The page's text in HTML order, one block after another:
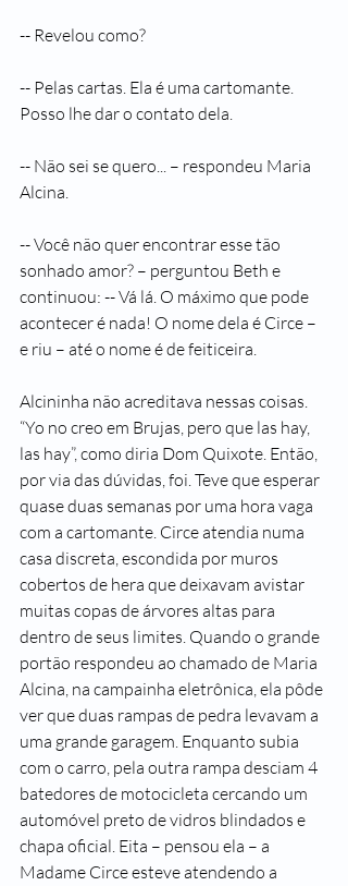
-- Revelou como?
-- Pelas cartas. Ela é uma cartomante.
Posso lhe dar o contato dela.
-- Não sei se quero... – respondeu Maria
Alcina.
-- Você não quer encontrar esse tão
sonhado amor? – perguntou Beth e
continuou: -- Vá lá. O máximo que pode
acontecer é nada! O nome dela é Circe –
e riu – até o nome é de feiticeira.
Alcininha não acreditava nessas coisas.
“Yo no creo em Brujas, pero que las hay,
las hay”, como diria Dom Quixote. Então,
por via das dúvidas, foi. Teve que esperar
quase duas semanas por uma hora vaga
com a cartomante. Circe atendia numa
casa discreta, escondida por muros
cobertos de hera que deixavam avistar
muitas copas de árvores altas para
dentro de seus limites. Quando o grande
portão respondeu ao chamado de Maria
Alcina, na campainha eletrônica, ela pôde
ver que duas rampas de pedra levavam a
uma grande garagem. Enquanto subia
com o carro, pela outra rampa desciam 4
batedores de motocicleta cercando um
automóvel preto de vidros blindados e
chapa oficial. Eita – pensou ela – a
Madame Circe esteve atendendo a